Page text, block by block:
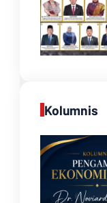
Kolumnis